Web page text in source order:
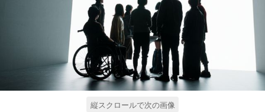
縦スクロールで次の画像